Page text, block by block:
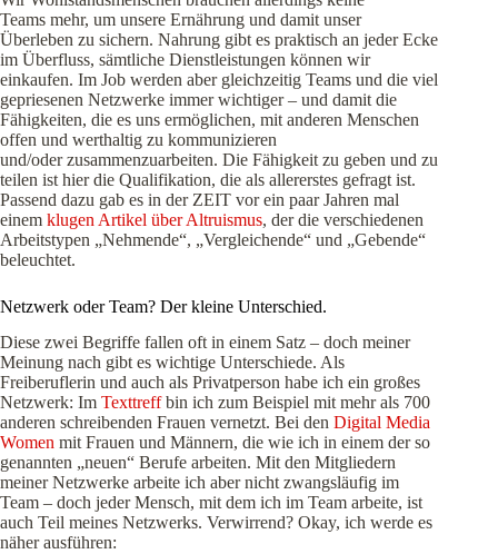
Teams mehr, um unsere Ernährung und damit unser
Überleben zu sichern. Nahrung gibt es praktisch an jeder Ecke
im Überfluss, sämtliche Dienstleistungen können wir
einkaufen. Im Job werden aber gleichzeitig Teams und die viel
gepriesenen Netzwerke immer wichtiger – und damit die
Fähigkeiten, die es uns ermöglichen, mit anderen Menschen
offen und werthaltig zu kommunizieren
und/oder zusammenzuarbeiten. Die Fähigkeit zu geben und zu
teilen ist hier die Qualifikation, die als allererstes gefragt ist.
Passend dazu gab es in der ZEIT vor ein paar Jahren mal
einem klugen Artikel über Altruismus, der die verschiedenen
Arbeitstypen „Nehmende“, „Vergleichende“ und „Gebende“
beleuchtet.
Netzwerk oder Team? Der kleine Unterschied.
Diese zwei Begriffe fallen oft in einem Satz – doch meiner
Meinung nach gibt es wichtige Unterschiede. Als
Freiberuflerin und auch als Privatperson habe ich ein großes
Netzwerk: Im Texttreffbin ich zum Beispiel mit mehr als 700
anderen schreibenden Frauen vernetzt. Bei den Digital Media
Women mit Frauen und Männern, die wie ich in einem der so
genannten „neuen“ Berufe arbeiten. Mit den Mitgliedern
meiner Netzwerke arbeite ich aber nicht zwangsläufig im
Team – doch jeder Mensch, mit dem ich im Team arbeite, ist
auch Teil meines Netzwerks. Verwirrend? Okay, ich werde es
näher ausführen: